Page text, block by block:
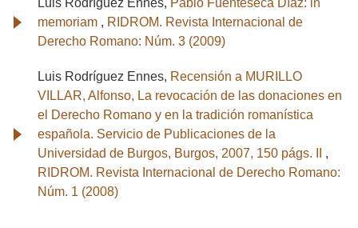
Luis Rodríguez Ennes, Pablo Fuenteseca Díaz: in
memoriam , RIDROM. Revista Internacional de
Derecho Romano: Núm. 3 (2009)
Luis Rodríguez Ennes, Recensión a MURILLO
VILLAR, Alfonso, La revocación de las donaciones en
el Derecho Romano y en la tradición romanística
española. Servicio de Publicaciones de la
Universidad de Burgos, Burgos, 2007, 150 págs. II ,
RIDROM. Revista Internacional de Derecho Romano:
Núm. 1 (2008)